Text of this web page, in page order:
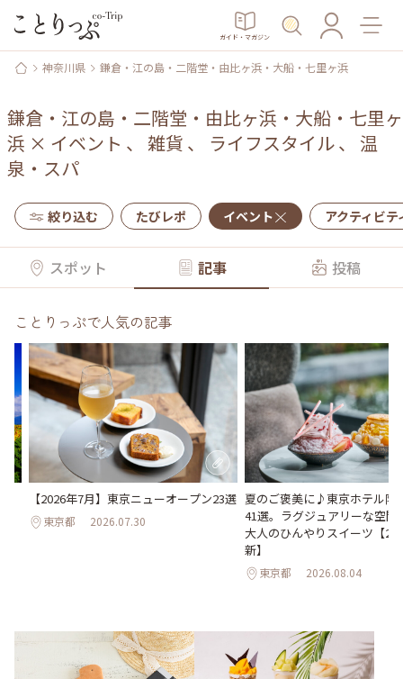
ガイド・マガジン
神奈川県 鎌倉・江の島・二階堂・由比ヶ浜・大船・七里ヶ浜
鎌倉・江の島・二階堂・由比ヶ浜・大船・七里ヶ
浜 × イベント 、 雑貨 、 ライフスタイル、 温
泉・スパ
絞り込む たびレポ イベント アクティビテ
スポット 記事 投稿
ことりっぷで人気の記事
【2026年7月】東京ニューオープン23選
東京都 2026.07.30
夏のご褒美に♪東京ホテル限
41選。ラグジュアリーな空間
大人のひんやりスイーツ【
新】
東京都 2026.08.04